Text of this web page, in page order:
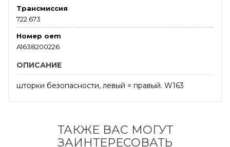
Трансмиссия
722.673
Номер oem
A1638200226
ОПИСАНИЕ
шторки безопасности, левый = правый. W163
ТАКЖЕ ВАС МОГУТ
ЗАИНТЕРЕСОВАТЬ